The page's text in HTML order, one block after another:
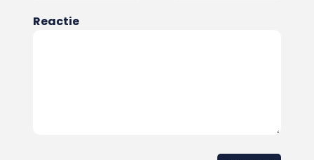
Reactie